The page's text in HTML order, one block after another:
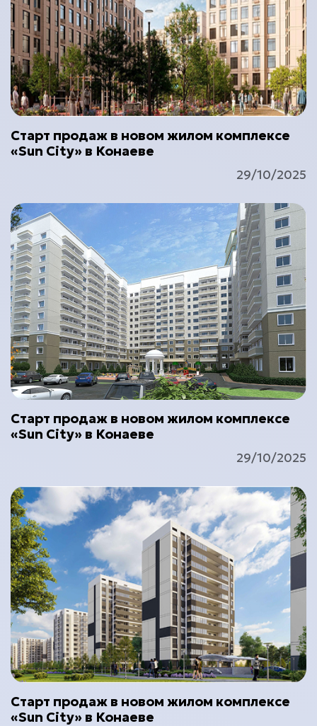
Старт продаж в новом жилом комплексе
«Sun City» в Конаеве
29/10/2025
Старт продаж в новом жилом комплексе
«Sun City» в Конаеве
29/10/2025
Старт продаж в новом жилом комплексе
«Sun City» в Конаеве